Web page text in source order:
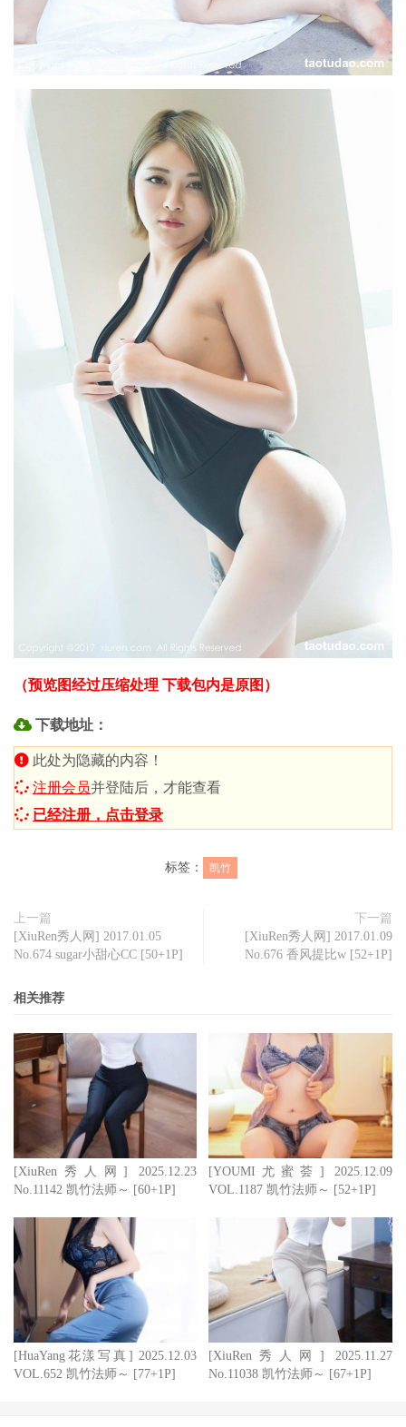
（预览图经过压缩处理 下载包内是原图）
下载地址：
此处为隐藏的内容！
注册会员并登陆后，才能查看
已经注册，点击登录
标签： 凯竹
上一篇
[XiuRen秀人网] 2017.01.05
No.674 sugar小甜心CC [50+1P]
下一篇
[XiuRen秀人网] 2017.01.09
No.676 香风提比w [52+1P]
相关推荐
[XiuRen秀人网] 2025.12.23
No.11142 凯竹法师～ [60+1P]
[YOUMI尤蜜荟] 2025.12.09
VOL.1187 凯竹法师～ [52+1P]
[HuaYang花漾写真] 2025.12.03
VOL.652 凯竹法师～ [77+1P]
[XiuRen秀人网] 2025.11.27
No.11038 凯竹法师～ [67+1P]